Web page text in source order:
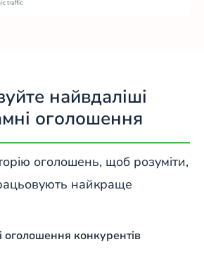
найвдаліші
оголошення
оголошень, щоб розуміти,
найкраще
оголошення конкурентів